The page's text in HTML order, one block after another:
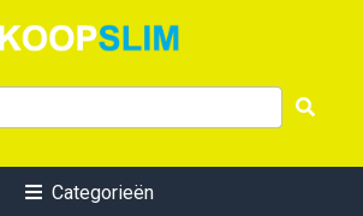
Categorieën